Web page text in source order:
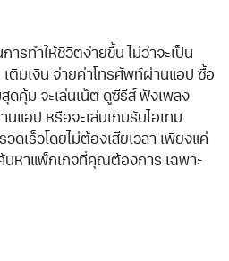
ารทำให้ชีวิตง่ายขึ้น ไม่ว่าจะเป็น
เติมเงิน จ่ายค่าโทรศัพท์ผ่านแอป ซื้อ
ดคุ้ม จะเล่นเน็ต ดูซีรีส์ ฟังเพลง
นแอป หรือจะเล่นเกมรับไอเทม
ดเร็วโดยไม่ต้องเสียเวลา เพียงแค่
นหาแพ็กเกจที่คุณต้องการ เฉพาะ